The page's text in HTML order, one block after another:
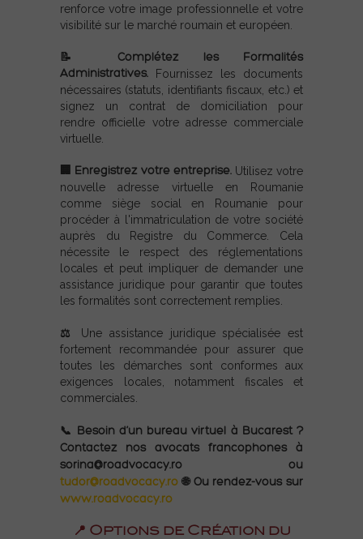
renforce votre image professionnelle et votre
visibilité sur le marché roumain et européen.
📝 Complétez les Formalités
Administratives. Fournissez les documents
nécessaires (statuts, identifiants fiscaux, etc.) et
signez un contrat de domiciliation pour
rendre officielle votre adresse commerciale
virtuelle.
Enregistrez votre entreprise. Utilisez votre
nouvelle adresse virtuelle en Roumanie
comme siège social en Roumanie pour
procéder à l'immatriculation de votre société
auprès du Registre du Commerce. Cela
nécessite le respect des réglementations
locales et peut impliquer de demander une
assistance juridique pour garantir que toutes
les formalités sont correctement remplies.
⚖️ Une assistance juridique spécialisée est
fortement recommandée pour assurer que
toutes les démarches sont conformes aux
exigences locales, notamment fiscales et
commerciales.
📞 Besoin d’un bureau virtuel à Bucarest ?
Contactez nos avocats francophones à
sorina@roadvocacy.ro ou
tudor@roadvocacy.ro 🌐 Ou rendez-vous sur
www.roadvocacy.ro
📍 Options de Création du